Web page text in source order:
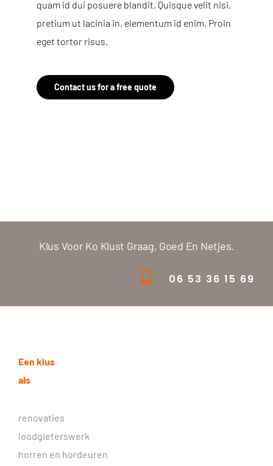
quam id dui posuere blandit. Quisque velit nisi,
pretium ut lacinia in, elementum id enim. Proin
eget tortor risus.
Contact us for a free quote
Klus Voor Ko Klust Graag, Goed En Netjes.
06 53 36 15 69
Een klus
als
renovaties
loodgieterswerk
horren en hordeuren